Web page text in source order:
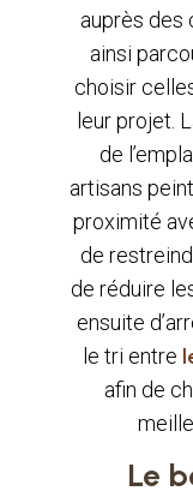
auprès des
ainsi
choisir
leur projet.
de
artisans
proximité
de
de réduire
ensuite
le tri entre
afin de
Le